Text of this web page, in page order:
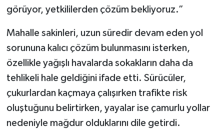
görüyor, yetkililerden çözüm bekliyoruz.”
Mahalle sakinleri, uzun süredir devam eden yol
sorununa kalıcı çözüm bulunmasını isterken,
özellikle yağışlı havalarda sokakların daha da
tehlikeli hale geldiğini ifade etti. Sürücüler,
çukurlardan kaçmaya çalışırken trafikte risk
oluştuğunu belirtirken, yayalar ise çamurlu yollar
nedeniyle mağdur olduklarını dile getirdi.